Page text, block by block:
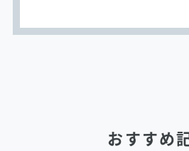
おすすめ